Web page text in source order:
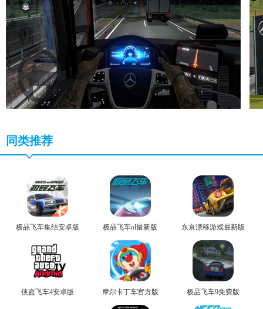
同类推荐
极品飞车集结安卓版 极品飞车ol最新版 东京漂移游戏最新版
侠盗飞车4安卓版 摩尔卡丁车官方版 极品飞车9免费版